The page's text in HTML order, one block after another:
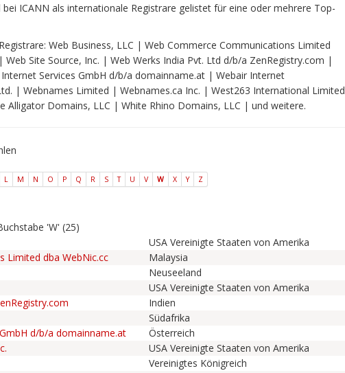
ICANN als internationale Registrare gelistet für eine oder mehrere Top-
Web Business, LLC | Web Commerce Communications Limited
Site Source, Inc. | Web Werks India Pvt. Ltd d/b/a ZenRegistry.com |
Services GmbH d/b/a domainname.at | Webair Internet
| Webnames Limited | Webnames.ca Inc. | West263 International Limited
Alligator Domains, LLC | White Rhino Domains, LLC | und weitere.
L M N O P Q R S T U V W X Y Z
'W' (25)
USA Vereinigte Staaten von Amerika
Limited dba WebNic.cc
Malaysia
Neuseeland
USA Vereinigte Staaten von Amerika
Indien
Südafrika
d/b/a domainname.at
Österreich
USA Vereinigte Staaten von Amerika
Vereinigtes Königreich